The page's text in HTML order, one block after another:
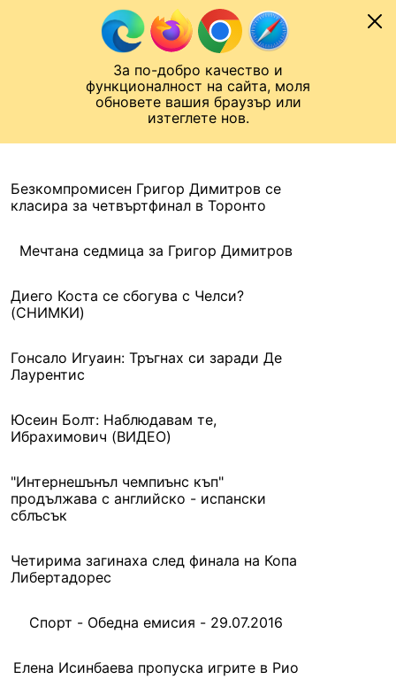
За по-добро качество и
функционалност на сайта, моля
обновете вашия браузър или
изтеглете нов.
Към съдържанието
Лига на Конференциите
Безкомпромисен Григор Димитров се
класира за четвъртфинал в Торонто
Мечтана седмица за Григор Димитров
Диего Коста се сбогува с Челси?
(СНИМКИ)
Гонсало Игуаин: Тръгнах си заради Де
Лаурентис
Юсеин Болт: Наблюдавам те,
Ибрахимович (ВИДЕО)
"Интернешънъл чемпиънс къп"
продължава с английско - испански
сблъсък
Четирима загинаха след финала на Копа
Либертадорес
Спорт - Обедна емисия - 29.07.2016
Елена Исинбаева пропуска игрите в Рио